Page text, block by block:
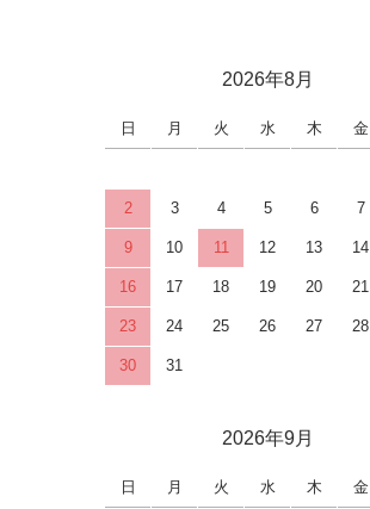
2026年8月
日 月 火 水 木 金
2 3 4 5 6 7
9 10 11 12 13 14
16 17 18 19 20 21
23 24 25 26 27 28
30 31
2026年9月
日 月 火 水 木 金